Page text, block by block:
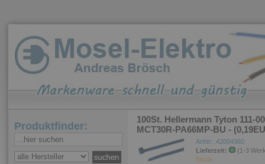
Produktfinder:
100St. Hellermann Tyton 111-
MCT30R-PA66MP-BU -
ArtNr.: 42004360
Lieferzeit:
(1-3
Stück.